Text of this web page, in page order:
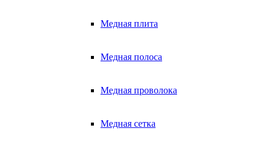
Медная плита
Медная полоса
Медная проволока
Медная сетка